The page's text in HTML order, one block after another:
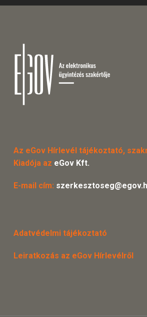
Az eGov Hírlevél tájékoztató,
Kiadója az eGov Kft.
E-mail cím:
Adatvédelmi tájékoztató
Leiratkozás az eGov Hírlevélről